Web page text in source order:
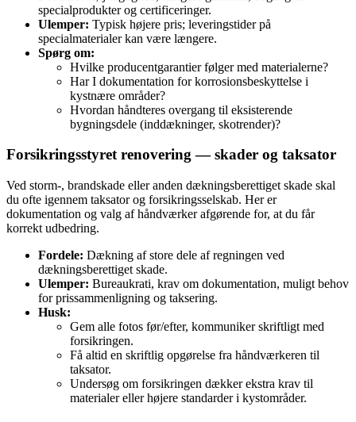
specialprodukter og certificeringer.
Ulemper: Typisk højere pris; leveringstider på
specialmaterialer kan være længere.
Spørg om:
Hvilke producentgarantier følger med materialerne?
Har I dokumentation for korrosionsbeskyttelse i
kystnære områder?
Hvordan håndteres overgang til eksisterende
bygningsdele (inddækninger, skotrender)?
Forsikringsstyret renovering — skader og taksator
Ved storm-, brandskade eller anden dækningsberettiget skade skal
du ofte igennem taksator og forsikringsselskab. Her er
dokumentation og valg af håndværker afgørende for, at du får
korrekt udbedring.
Fordele: Dækning af store dele af regningen ved
dækningsberettiget skade.
Ulemper: Bureaukrati, krav om dokumentation, muligt behov
for prissammenligning og taksering.
Husk:
Gem alle fotos før/efter, kommuniker skriftligt med
forsikringen.
Få altid en skriftlig opgørelse fra håndværkeren til
taksator.
Undersøg om forsikringen dækker ekstra krav til
materialer eller højere standarder i kystområder.